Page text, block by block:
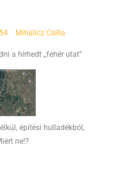
Mihalicz Csilla
a hírhedt „fehér utat”
építési hulladékból,
ne!?